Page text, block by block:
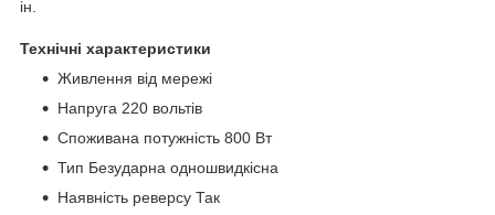
ін.
Технічні характеристики
Живлення від мережі
Напруга 220 вольтів
Споживана потужність 800 Вт
Тип Безударна одношвидкісна
Наявність реверсу Так